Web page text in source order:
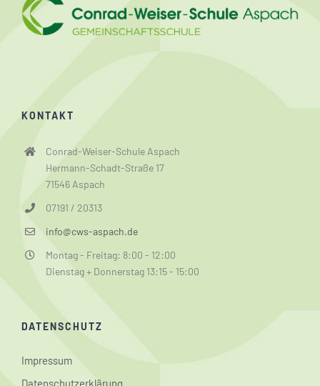
KONTAKT
Conrad-Weiser-Schule Aspach
Hermann-Schadt-Straße 17
71546 Aspach
07191 / 20313
info@cws-aspach.de
Montag - Freitag: 8:00 - 12:00
Dienstag + Donnerstag 13:15 - 15:00
DATENSCHUTZ
Impressum
Datenschutzerklärung